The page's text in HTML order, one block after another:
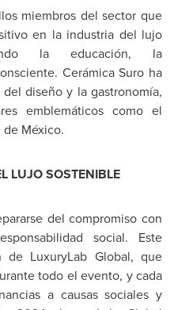
miembros del sector que
en la industria del lujo
la educación, la
Cerámica Suro ha
diseño y la gastronomía,
emblemáticos como el
México.
LUJO SOSTENIBLE
del compromiso con
social. Este
LuxuryLab Global, que
todo el evento, y cada
a causas sociales y